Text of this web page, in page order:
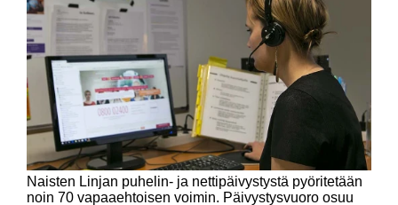
Naisten Linjan puhelin- ja nettipäivystystä pyöritetään
noin 70 vapaaehtoisen voimin. Päivystysvuoro osuu